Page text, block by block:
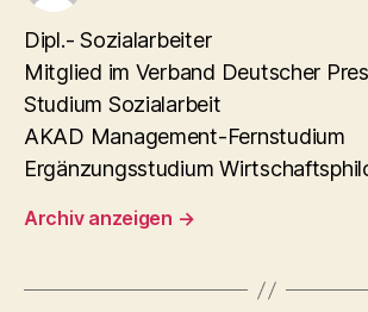
Dipl.- Sozialarbeiter
Mitglied im Verband Deutscher
Studium Sozialarbeit
AKAD Management-Fernstudium
Ergänzungsstudium
Archiv anzeigen →